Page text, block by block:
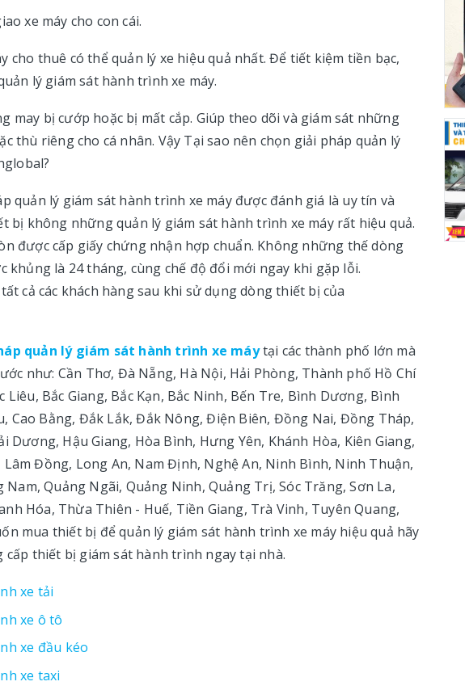
xe máy cho con cái.
cho thuê có thể quản lý xe hiệu quả nhất. Để tiết kiệm tiền bạc,
lý giám sát hành trình xe máy.
may bị cướp hoặc bị mất cắp. Giúp theo dõi và giám sát những
thù riêng cho cá nhân. Vậy Tại sao nên chọn giải pháp quản lý
quản lý giám sát hành trình xe máy được đánh giá là uy tín và
bị không những quản lý giám sát hành trình xe máy rất hiệu quả.
được cấp giấy chứng nhận hợp chuẩn. Không những thế dòng
khủng là 24 tháng, cùng chế độ đổi mới ngay khi gặp lỗi.
cả các khách hàng sau khi sử dụng dòng thiết bị của
quản lý giám sát hành trình xe máytại các thành phố lớn mà
như: Cần Thơ, Đà Nẵng, Hà Nội, Hải Phòng, Thành phố Hồ Chí
Liêu, Bắc Giang, Bắc Kạn, Bắc Ninh, Bến Tre, Bình Dương, Bình
Cao Bằng, Đắk Lắk, Đắk Nông, Điện Biên, Đồng Nai, Đồng Tháp,
Dương, Hậu Giang, Hòa Bình, Hưng Yên, Khánh Hòa, Kiên Giang,
Lâm Đồng, Long An, Nam Định, Nghệ An, Ninh Bình, Ninh Thuận,
Quảng Ngãi, Quảng Ninh, Quảng Trị, Sóc Trăng, Sơn La,
Hóa, Thừa Thiên - Huế, Tiền Giang, Trà Vinh, Tuyên Quang,
mua thiết bị để quản lý giám sát hành trình xe máy hiệu quả hãy
thiết bị giám sát hành trình ngay tại nhà.
xe tải
xe ô tô
xe đầu kéo
xe taxi